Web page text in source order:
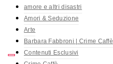
amore e altri disastri
Amori & Seduzione
Arte
Barbara Fabbroni | Crime Caffè
Contenuti Esclusivi